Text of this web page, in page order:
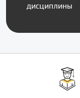
дисциплины